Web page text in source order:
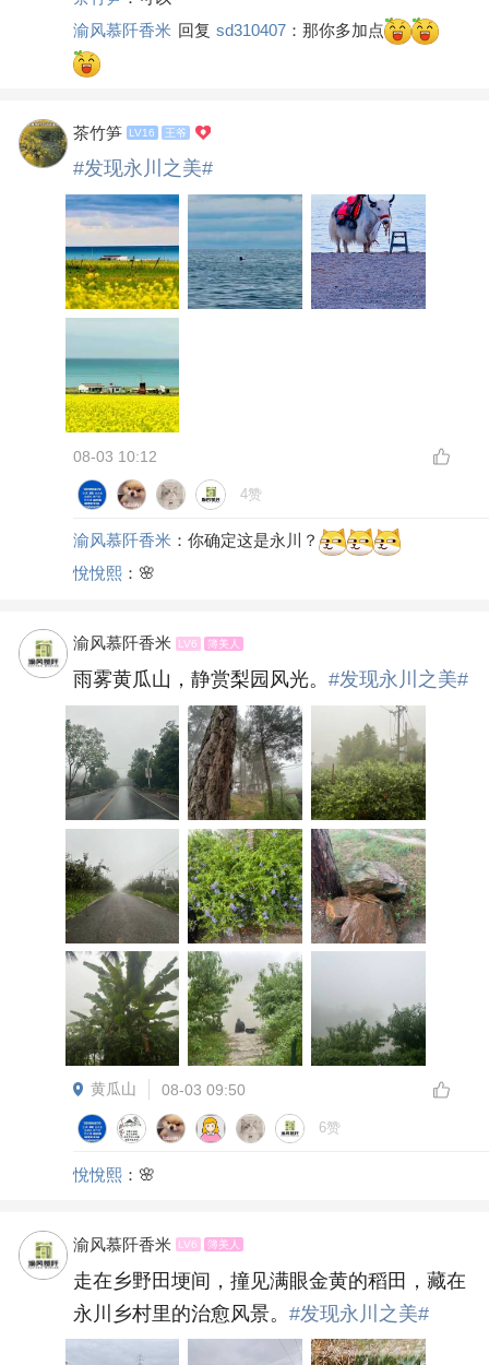
渝风慕阡香米 回复 sd310407 ：那你多加点
茶竹笋 LV16 王爷
#发现永川之美#
08-03 10:12
4赞
渝风慕阡香米 ：你确定这是永川？
悅悅熙 ：🌸
渝风慕阡香米 LV6 簿美人
雨雾黄瓜山，静赏梨园风光。#发现永川之美#
黄瓜山 08-03 09:50
6赞
悅悅熙 ：🌸
渝风慕阡香米 LV6 簿美人
走在乡野田埂间，撞见满眼金黄的稻田，藏在
永川乡村里的治愈风景。#发现永川之美#